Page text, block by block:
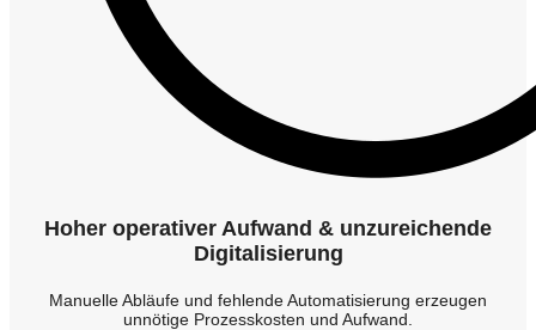
Hoher operativer Aufwand & unzureichende
Digitalisierung
Manuelle Abläufe und fehlende Automatisierung erzeugen
unnötige Prozesskosten und Aufwand.